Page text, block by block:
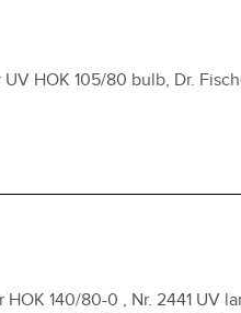
HOK 105/80 bulb, Dr.
140/80-0 , Nr. 2441 UV